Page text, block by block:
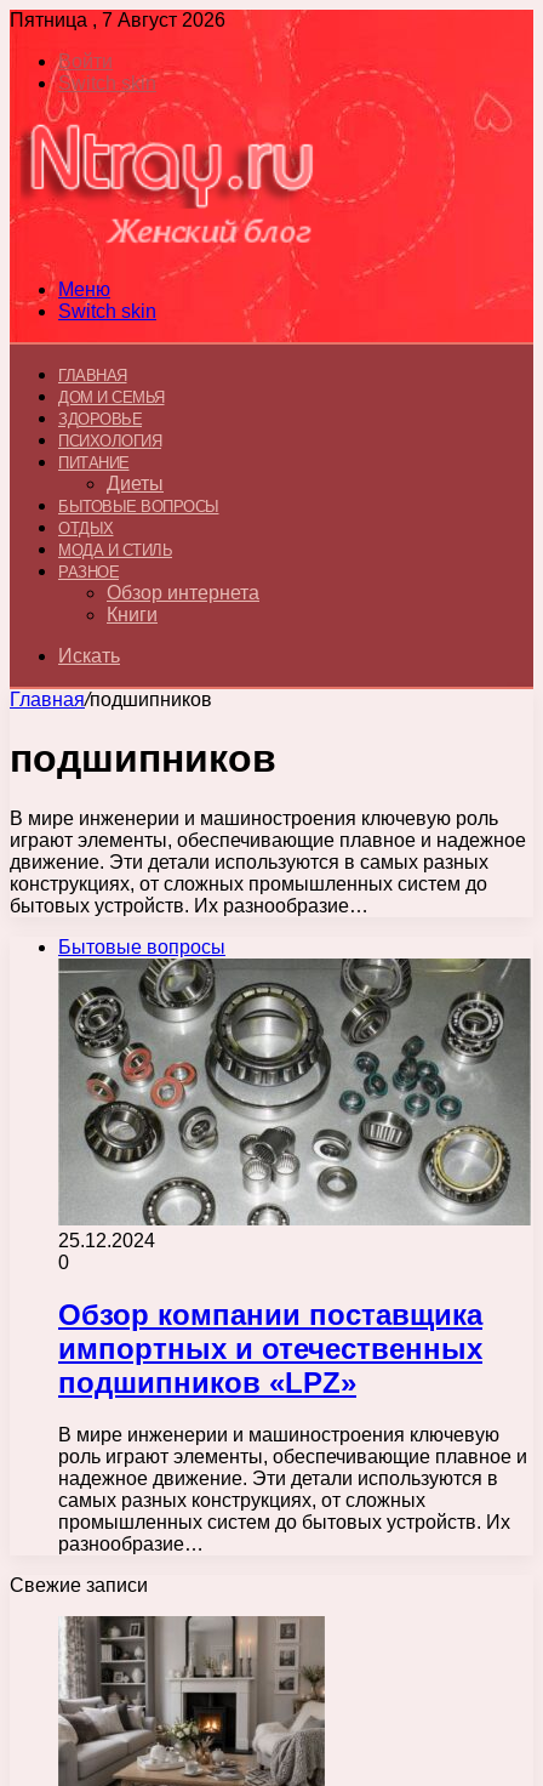
Пятница , 7 Август 2026
Войти
Switch skin
Меню
Switch skin
ГЛАВНАЯ
ДОМ И СЕМЬЯ
ЗДОРОВЬЕ
ПСИХОЛОГИЯ
ПИТАНИЕ
Диеты
БЫТОВЫЕ ВОПРОСЫ
ОТДЫХ
МОДА И СТИЛЬ
РАЗНОЕ
Обзор интернета
Книги
Искать
Главная/подшипников
подшипников
В мире инженерии и машиностроения ключевую роль
играют элементы, обеспечивающие плавное и надежное
движение. Эти детали используются в самых разных
конструкциях, от сложных промышленных систем до
бытовых устройств. Их разнообразие…
Бытовые вопросы
25.12.2024
0
Обзор компании поставщика
импортных и отечественных
подшипников «LPZ»
В мире инженерии и машиностроения ключевую
роль играют элементы, обеспечивающие плавное и
надежное движение. Эти детали используются в
самых разных конструкциях, от сложных
промышленных систем до бытовых устройств. Их
разнообразие…
Свежие записи